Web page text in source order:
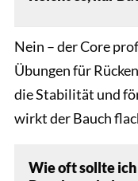
Nein – der Core
Übungen für
die Stabilität und
wirkt der Bauch
Wie oft sollte